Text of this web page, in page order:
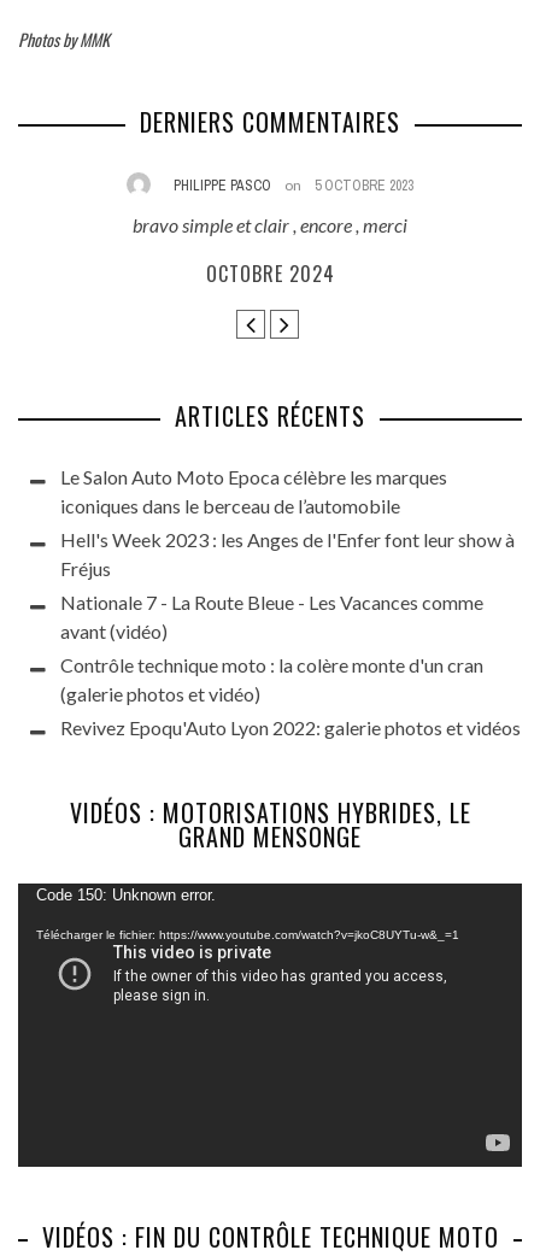
Photos by MMK
DERNIERS COMMENTAIRES
PHILIPPE PASCO on 5 OCTOBRE 2023
bravo simple et clair , encore , merci
OCTOBRE 2024
ARTICLES RÉCENTS
Le Salon Auto Moto Epoca célèbre les marques
iconiques dans le berceau de l’automobile
Hell's Week 2023 : les Anges de l'Enfer font leur show à
Fréjus
Nationale 7 - La Route Bleue - Les Vacances comme
avant (vidéo)
Contrôle technique moto : la colère monte d'un cran
(galerie photos et vidéo)
Revivez Epoqu'Auto Lyon 2022: galerie photos et vidéos
VIDÉOS : MOTORISATIONS HYBRIDES, LE
GRAND MENSONGE
Lecteur
vidéo
Code 150: Unknown error.
Télécharger le fichier: https://www.youtube.com/watch?v=jkoC8UYTu-w&_=1
VIDÉOS : FIN DU CONTRÔLE TECHNIQUE MOTO